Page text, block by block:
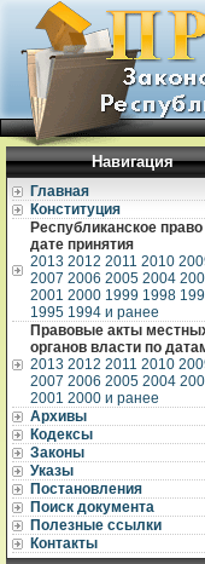
Навигация
Главная
Конституция
Республиканское
дате принятия
2013 2012 2011 2010
2007 2006 2005 2004
2001 2000 1999 1998
1995 1994 и ранее
Правовые акты
органов власти по
2013 2012 2011 2010
2007 2006 2005 2004
2001 2000 и ранее
Архивы
Кодексы
Законы
Указы
Постановления
Поиск документа
Полезные ссылки
Контакты